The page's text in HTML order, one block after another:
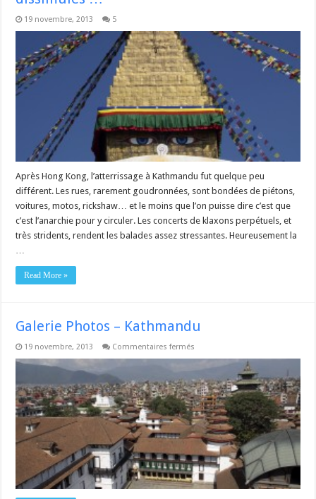
19 novembre, 2013 5
Après Hong Kong, l’atterrissage à Kathmandu fut quelque peu
différent. Les rues, rarement goudronnées, sont bondées de piétons,
voitures, motos, rickshaw… et le moins que l’on puisse dire c’est que
c’est l’anarchie pour y circuler. Les concerts de klaxons perpétuels, et
très stridents, rendent les balades assez stressantes. Heureusement la
…
Read More »
Galerie Photos – Kathmandu
19 novembre, 2013 Commentaires fermés
Kathmandu